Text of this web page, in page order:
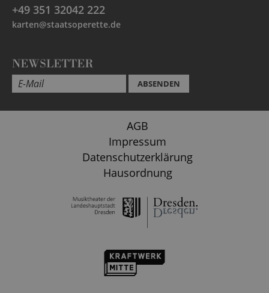
+49 351 32042 222
karten@staatsoperette.de
NEWSLETTER
ABSENDEN
AGB
Impressum
Datenschutzerklärung
Hausordnung